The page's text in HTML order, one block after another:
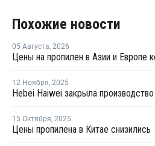
Похожие новости
05 Августа, 2026
12 Ноября, 2025
Hebei Haiwei закрыла
15 Октября, 2025
Цены пропилена в Китае снизились